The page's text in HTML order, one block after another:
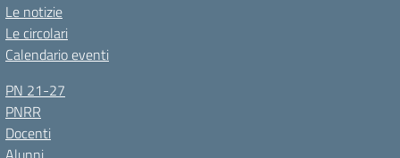
Le notizie
Le circolari
Calendario eventi
PN 21-27
PNRR
Docenti